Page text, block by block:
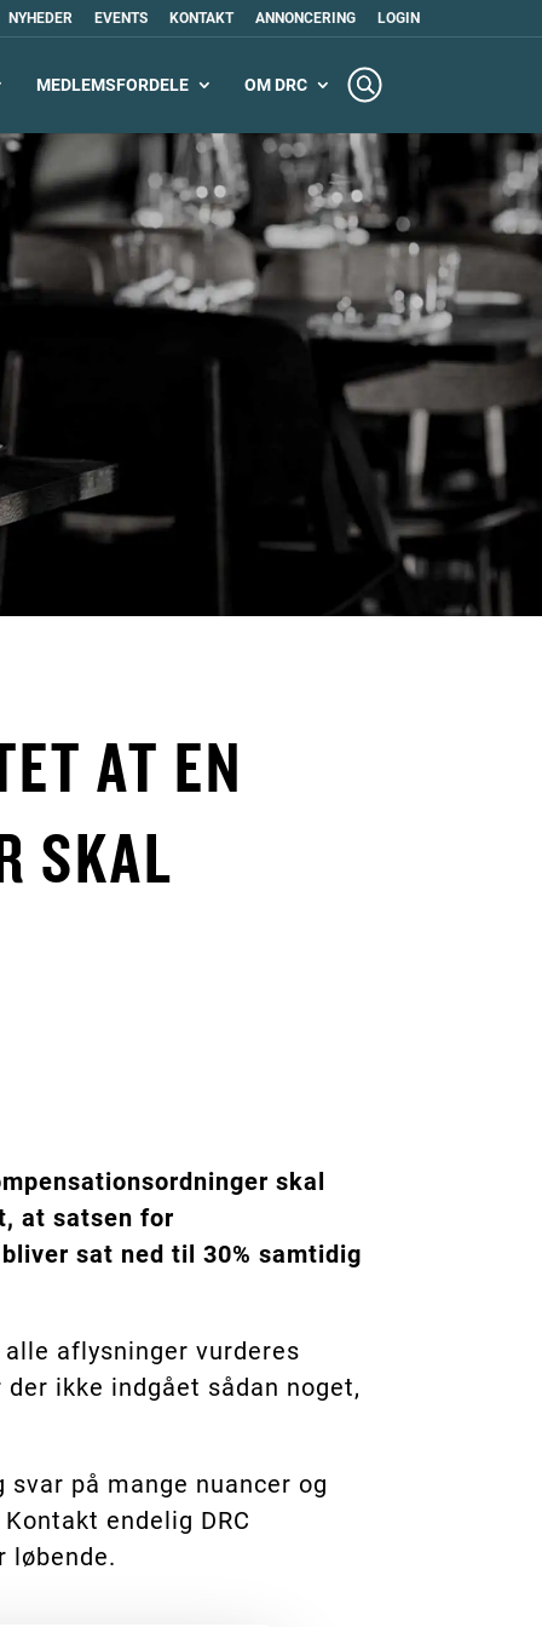
NYHEDER EVENTS KONTAKT ANNONCERING LOGIN
MEDLEMSFORDELE OM DRC
AT EN
SKAL
skal
at satsen for
sat ned til 30% samtidig
aflysninger vurderes
ikke indgået sådan noget,
på mange nuancer og
endelig DRC
løbende.